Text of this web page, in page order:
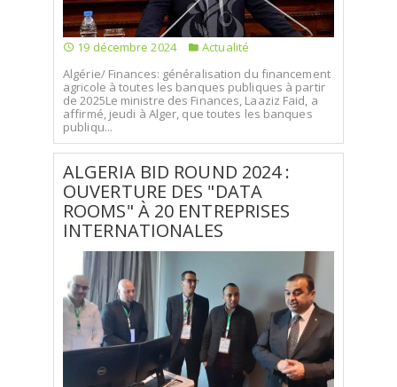
19 décembre 2024
Actualité
Algérie/ Finances: généralisation du financement
agricole à toutes les banques publiques à partir
de 2025Le ministre des Finances, Laaziz Faid, a
affirmé, jeudi à Alger, que toutes les banques
publiqu...
ALGERIA BID ROUND 2024 :
OUVERTURE DES "DATA
ROOMS" À 20 ENTREPRISES
INTERNATIONALES